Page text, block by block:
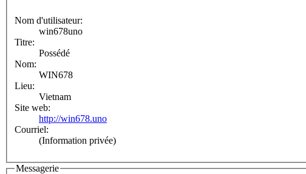
Nom d'utilisateur:
win678uno
Titre:
Possédé
Nom:
WIN678
Lieu:
Vietnam
Site web:
http://win678.uno
Courriel:
(Information privée)
Messagerie